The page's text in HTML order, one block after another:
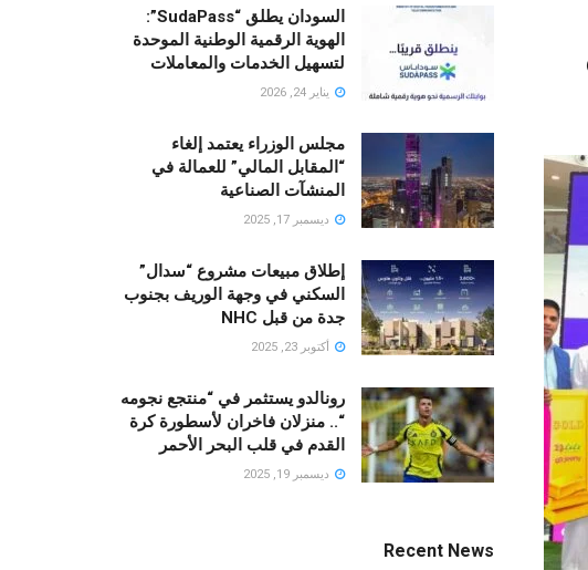
السودان يطلق “SudaPass”:
الهوية الرقمية الوطنية الموحدة
لتسهيل الخدمات والمعاملات
يناير 24, 2026
مجلس الوزراء يعتمد إلغاء
“المقابل المالي” للعمالة في
المنشآت الصناعية
ديسمبر 17, 2025
إطلاق مبيعات مشروع “سدال”
السكني في وجهة الوريف بجنوب
جدة من قبل NHC
أكتوبر 23, 2025
رونالدو يستثمر في “منتجع نجومه
“.. منزلان فاخران لأسطورة كرة
القدم في قلب البحر الأحمر
ديسمبر 19, 2025
Recent News